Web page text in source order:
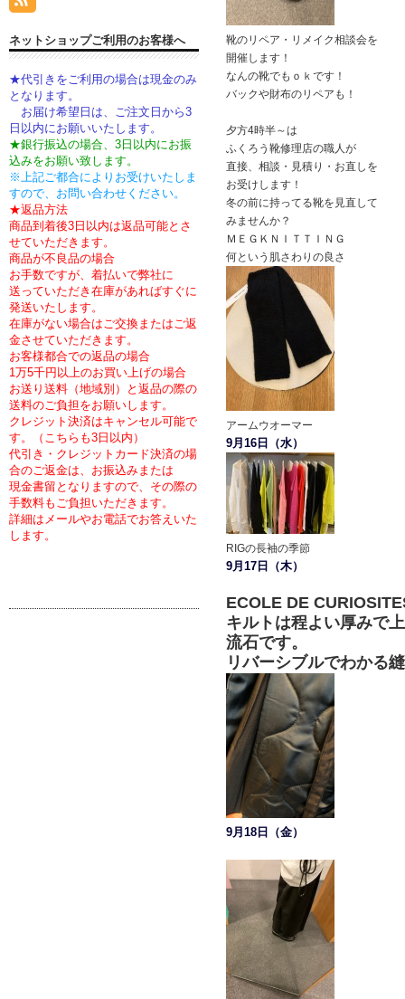
靴のリペア・リメイク相談会を
開催します！
なんの靴でもｏｋです！
バックや財布のリペアも！
夕方4時半～は
ふくろう靴修理店の職人が
直接、相談・見積り・お直しを
お受けします！
冬の前に持ってる靴を見直して
みませんか？
ＭＥＧＫＮＩＴＴＩＮＧ
何という肌さわりの良さ
アームウオーマー
9月16日（水）
RIGの長袖の季節
9月17日（木）
ECOLE DE
キルトは程よい厚みで
流石です。
リバーシブルでわかる
9月18日（金）
ネットショップご利用のお客様へ
★代引きをご利用の場合は現金のみ
となります。
お届け希望日は、ご注文日から3
日以内にお願いいたします。
★銀行振込の場合、3日以内にお振
込みをお願い致します。
※上記ご都合によりお受けいたしま
すので、お問い合わせください。
★返品方法
商品到着後3日以内は返品可能とさ
せていただきます。
商品が不良品の場合
お手数ですが、着払いで弊社に
送っていただき在庫があればすぐに
発送いたします。
在庫がない場合はご交換またはご返
金させていただきます。
お客様都合での返品の場合
1万5千円以上のお買い上げの場合
お送り送料（地域別）と返品の際の
送料のご負担をお願いします。
クレジット決済はキャンセル可能で
す。（こちらも3日以内）
代引き・クレジットカード決済の場
合のご返金は、お振込みまたは
現金書留となりますので、 その際の
手数料もご負担いただきます。
詳細はメールやお電話でお答えいた
します。